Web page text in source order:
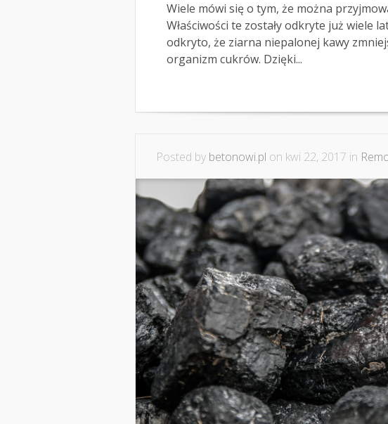
Wiele mówi się o tym, że można
Właściwości te zostały odkryte już wiele
odkryto, że ziarna niepalonej kawy
organizm cukrów. Dzięki...
Posted by betonowi.pl on kwi 22, 2017 in